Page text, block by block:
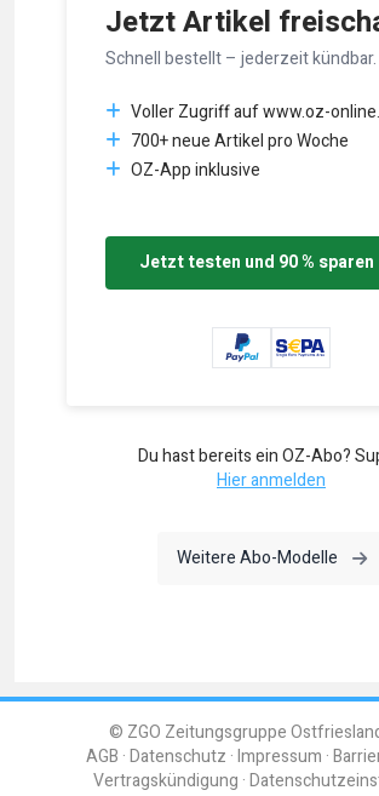
Jetzt Artikel
Schnell bestellt – jederzeit kündbar.
Voller Zugriff auf www.oz-
700+ neue Artikel pro Woche
OZ-App inklusive
Jetzt testen und 90 % sparen
Du hast bereits ein OZ-Abo?
Hier anmelden
Weitere Abo-Modelle
© ZGO Zeitungsgruppe
AGB Datenschutz Impressum
Vertragskündigung